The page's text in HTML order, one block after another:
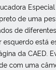
de uma
de
está
da CAED.
com uma